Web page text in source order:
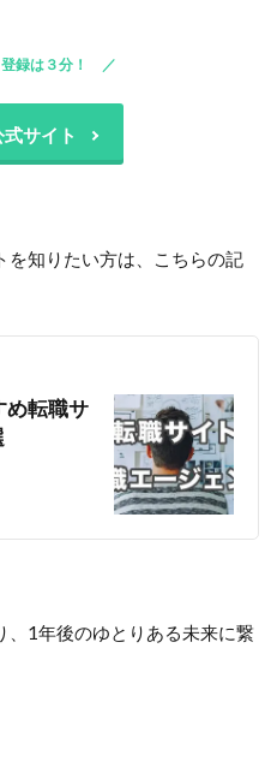
録は３分！
サイト
を知りたい方は、こちらの記
め転職サ
、1年後のゆとりある未来に繋